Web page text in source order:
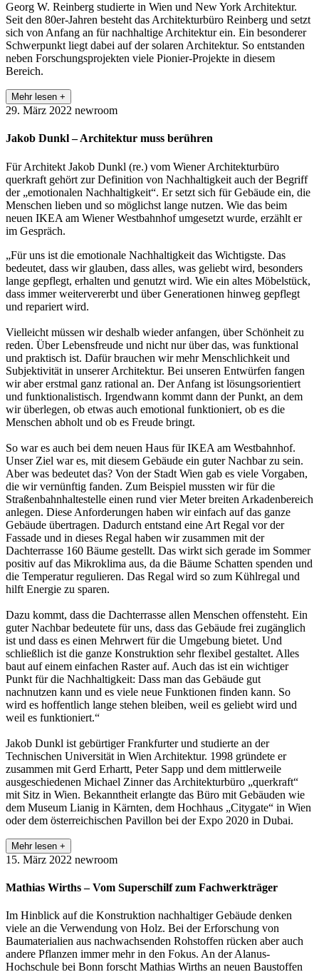
Georg W. Reinberg studierte in Wien und New York Architektur.
Seit den 80er-Jahren besteht das Architekturbüro Reinberg und setzt
sich von Anfang an für nachhaltige Architektur ein. Ein besonderer
Schwerpunkt liegt dabei auf der solaren Architektur. So entstanden
neben Forschungsprojekten viele Pionier-Projekte in diesem
Bereich.
Mehr lesen +
29. März 2022 newroom
Jakob Dunkl – Architektur muss berühren
Für Architekt Jakob Dunkl (re.) vom Wiener Architekturbüro
querkraft gehört zur Definition von Nachhaltigkeit auch der Begriff
der „emotionalen Nachhaltigkeit“. Er setzt sich für Gebäude ein, die
Menschen lieben und so möglichst lange nutzen. Wie das beim
neuen IKEA am Wiener Westbahnhof umgesetzt wurde, erzählt er
im Gespräch.
„Für uns ist die emotionale Nachhaltigkeit das Wichtigste. Das
bedeutet, dass wir glauben, dass alles, was geliebt wird, besonders
lange gepflegt, erhalten und genutzt wird. Wie ein altes Möbelstück,
dass immer weitervererbt und über Generationen hinweg gepflegt
und repariert wird.
Vielleicht müssen wir deshalb wieder anfangen, über Schönheit zu
reden. Über Lebensfreude und nicht nur über das, was funktional
und praktisch ist. Dafür brauchen wir mehr Menschlichkeit und
Subjektivität in unserer Architektur. Bei unseren Entwürfen fangen
wir aber erstmal ganz rational an. Der Anfang ist lösungsorientiert
und funktionalistisch. Irgendwann kommt dann der Punkt, an dem
wir überlegen, ob etwas auch emotional funktioniert, ob es die
Menschen abholt und ob es Freude bringt.
So war es auch bei dem neuen Haus für IKEA am Westbahnhof.
Unser Ziel war es, mit diesem Gebäude ein guter Nachbar zu sein.
Aber was bedeutet das? Von der Stadt Wien gab es viele Vorgaben,
die wir vernünftig fanden. Zum Beispiel mussten wir für die
Straßenbahnhaltestelle einen rund vier Meter breiten Arkadenbereich
anlegen. Diese Anforderungen haben wir einfach auf das ganze
Gebäude übertragen. Dadurch entstand eine Art Regal vor der
Fassade und in dieses Regal haben wir zusammen mit der
Dachterrasse 160 Bäume gestellt. Das wirkt sich gerade im Sommer
positiv auf das Mikroklima aus, da die Bäume Schatten spenden und
die Temperatur regulieren. Das Regal wird so zum Kühlregal und
hilft Energie zu sparen.
Dazu kommt, dass die Dachterrasse allen Menschen offensteht. Ein
guter Nachbar bedeutete für uns, dass das Gebäude frei zugänglich
ist und dass es einen Mehrwert für die Umgebung bietet. Und
schließlich ist die ganze Konstruktion sehr flexibel gestaltet. Alles
baut auf einem einfachen Raster auf. Auch das ist ein wichtiger
Punkt für die Nachhaltigkeit: Dass man das Gebäude gut
nachnutzen kann und es viele neue Funktionen finden kann. So
wird es hoffentlich lange stehen bleiben, weil es geliebt wird und
weil es funktioniert.“
Jakob Dunkl ist gebürtiger Frankfurter und studierte an der
Technischen Universität in Wien Architektur. 1998 gründete er
zusammen mit Gerd Erhartt, Peter Sapp und dem mittlerweile
ausgeschiedenen Michael Zinner das Architekturbüro „querkraft“
mit Sitz in Wien. Bekanntheit erlangte das Büro mit Gebäuden wie
dem Museum Lianig in Kärnten, dem Hochhaus „Citygate“ in Wien
oder dem österreichischen Pavillon bei der Expo 2020 in Dubai.
Mehr lesen +
15. März 2022 newroom
Mathias Wirths – Vom Superschilf zum Fachwerkträger
Im Hinblick auf die Konstruktion nachhaltiger Gebäude denken
viele an die Verwendung von Holz. Bei der Erforschung von
Baumaterialien aus nachwachsenden Rohstoffen rücken aber auch
andere Pflanzen immer mehr in den Fokus. An der Alanus-
Hochschule bei Bonn forscht Mathias Wirths an neuen Baustoffen